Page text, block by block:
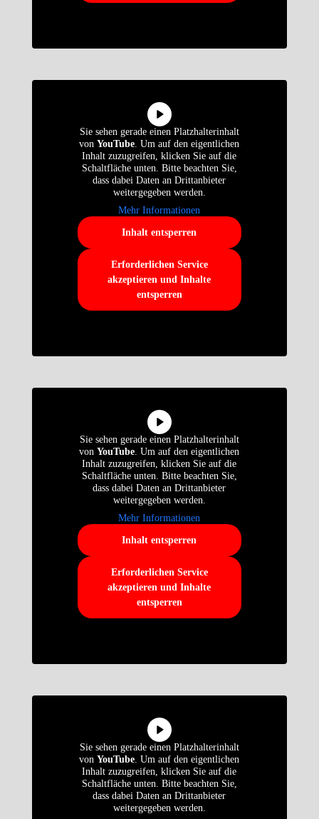
Sie sehen gerade einen Platzhalterinhalt
vonYouTube . Um auf den eigentlichen
Inhalt zuzugreifen, klicken Sie auf die
Schaltfläche unten. Bitte beachten Sie,
dass dabei Daten an Drittanbieter
weitergegeben werden.
Mehr Informationen
Inhalt entsperren
Erforderlichen Service
akzeptieren und Inhalte
entsperren
Sie sehen gerade einen Platzhalterinhalt
vonYouTube . Um auf den eigentlichen
Inhalt zuzugreifen, klicken Sie auf die
Schaltfläche unten. Bitte beachten Sie,
dass dabei Daten an Drittanbieter
weitergegeben werden.
Mehr Informationen
Inhalt entsperren
Erforderlichen Service
akzeptieren und Inhalte
entsperren
Sie sehen gerade einen Platzhalterinhalt
vonYouTube . Um auf den eigentlichen
Inhalt zuzugreifen, klicken Sie auf die
Schaltfläche unten. Bitte beachten Sie,
dass dabei Daten an Drittanbieter
weitergegeben werden.